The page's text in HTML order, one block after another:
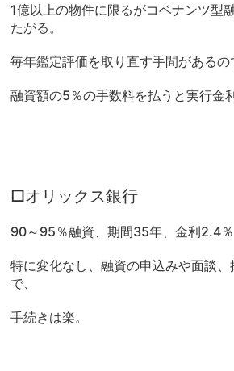
1億以上の物件に限るがコベナンツ型
たがる。
毎年鑑定評価を取り直す手間があるの
融資額の5％の手数料を払うと実行金
□オリックス銀行
90～95％融資、期間35年、金利2.4％
特に変化なし、融資の申込みや面談
で、
手続きは楽。